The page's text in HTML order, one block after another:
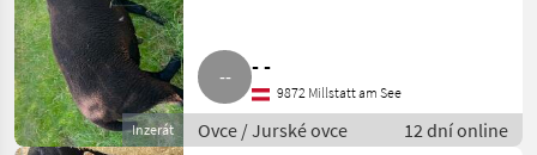
Inzerát
- -
9872 Millstatt am See
Ovce / Jurské ovce 12 dní online